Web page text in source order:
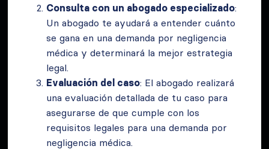
Consulta con un abogado especializado:
Un abogado te ayudará a entender cuánto
se gana en una demanda por negligencia
médica y determinará la mejor estrategia
legal.
Evaluación del caso: El abogado realizará
una evaluación detallada de tu caso para
asegurarse de que cumple con los
requisitos legales para una demanda por
negligencia médica.